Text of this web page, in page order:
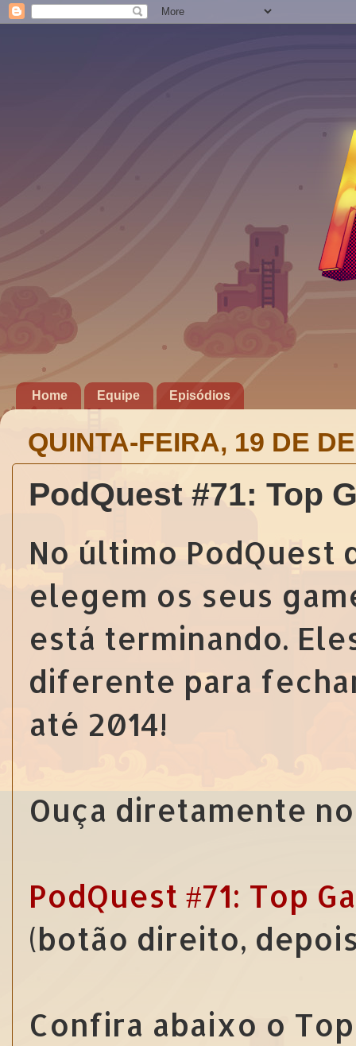
Home Equipe Episódios
QUINTA-FEIRA, 19 DE
PodQuest #71: Top
No último PodQuest
elegem os seus
está terminando.
diferente para
até 2014!
Ouça diretamente
PodQuest #71: Top
(botão direito,
Confira abaixo o